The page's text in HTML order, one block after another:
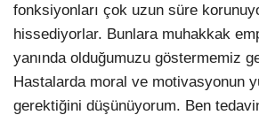
fonksiyonları çok uzun süre
hissediyorlar. Bunlara muhakkak
yanında olduğumuzu göstermemiz
Hastalarda moral ve motivasyonun
gerektiğini düşünüyorum. Ben